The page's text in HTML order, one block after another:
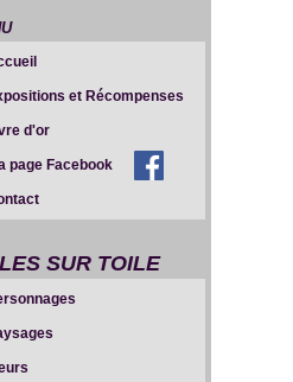
et Récompenses
d'or
page Facebook
SUR TOILE